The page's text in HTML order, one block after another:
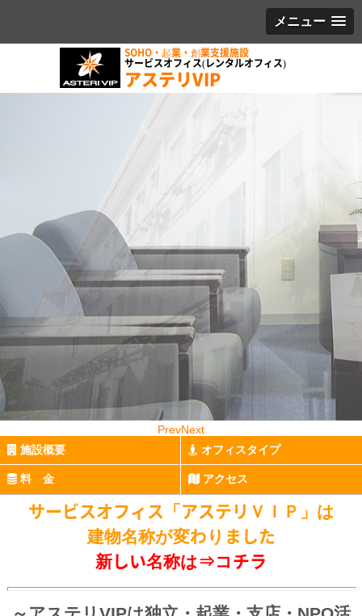
メニュー
SOHO・起業・創業支援施設
サービスオフィス(レンタルオフィス)
アステリVIP
PrevNext
施設概要
オフィスタイプ
料 金 アクセス
サービスオフィス「アステリＶＩＰ」は
建物名称が変わりました
新しい名称は⇒コチラ